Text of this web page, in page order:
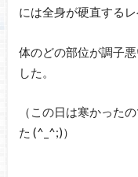
には全身が硬直する
体のどの部位が調子
した。
（この日は寒かった
た (^_^;)）